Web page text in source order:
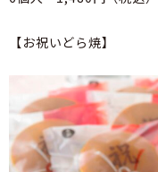
【お祝いどら焼】